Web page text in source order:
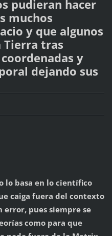
pudieran hacer
muchos
y que algunos
Tierra tras
y
dejando sus
lo basa en lo científico
caiga fuera del contexto
error, pues siempre se
como para que